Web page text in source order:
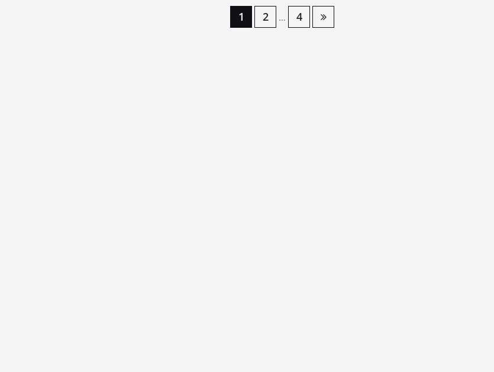
Seitennummerierung
1 2 … 4